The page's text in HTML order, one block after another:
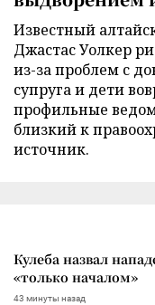
Известный
Джастас Уолкер
из-за проблем с
супруга и дети
профильные
близкий к
источник.
Кулеба назвал
«только началом»
43 минуты назад